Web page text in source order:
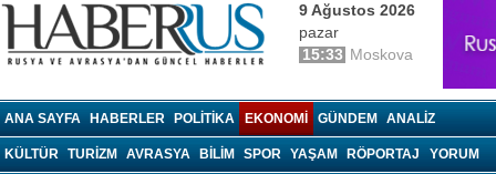
9 Ağustos 2026
pazar
15:33 Moskova
ANA SAYFA HABERLER POLITIKA EKONOMI GÜNDEM ANALIZ
KÜLTÜR TURIZM AVRASYA BILIM SPOR YAŞAM RÖPORTAJ YORUM